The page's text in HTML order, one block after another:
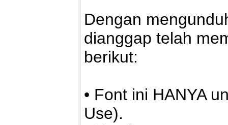
Dengan
dianggap telah
berikut:
• Font ini HANYA
Use).